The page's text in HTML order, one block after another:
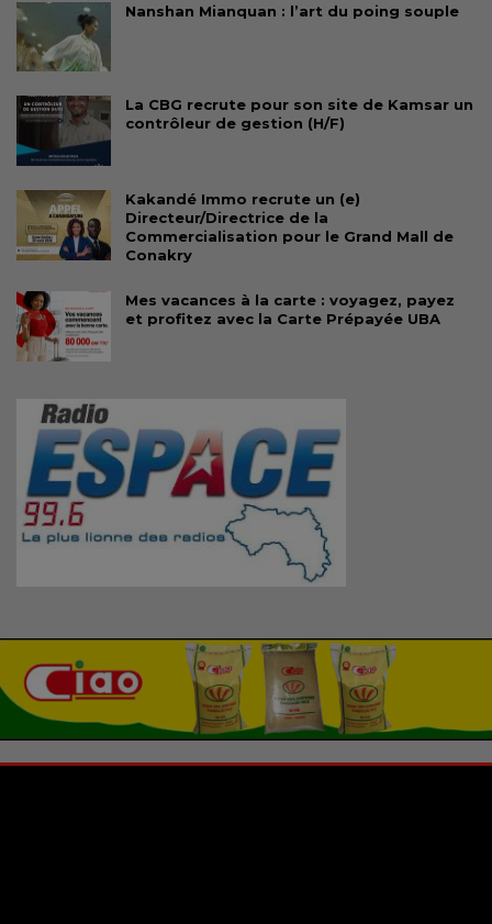
Nanshan Mianquan : l’art du poing souple
La CBG recrute pour son site de Kamsar un
contrôleur de gestion (H/F)
Kakandé Immo recrute un (e)
Directeur/Directrice de la
Commercialisation pour le Grand Mall de
Conakry
Mes vacances à la carte : voyagez, payez
et profitez avec la Carte Prépayée UBA